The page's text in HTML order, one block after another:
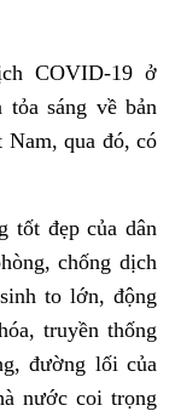
COVID-19 ở
sáng về bản
qua đó, có
tốt đẹp của dân
chống dịch
to lớn, động
truyền thống
đường lối của
nước coi trọng